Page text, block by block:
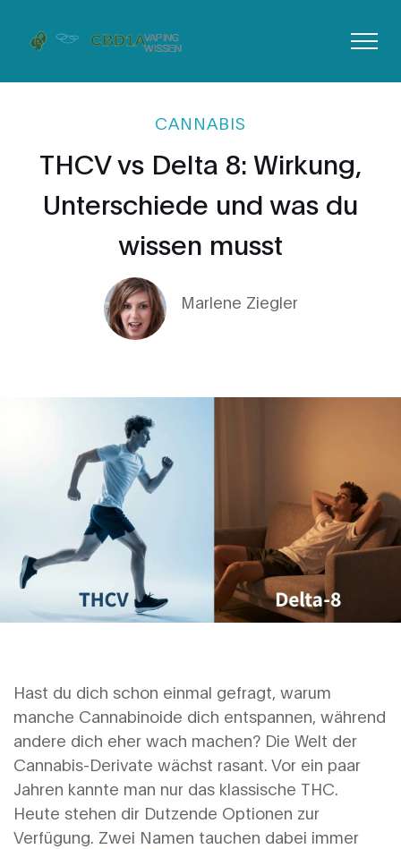
CANNABIS
THCV vs Delta 8: Wirkung,
Unterschiede und was du
wissen musst
Marlene Ziegler
Hast du dich schon einmal gefragt, warum
manche Cannabinoide dich entspannen, während
andere dich eher wach machen? Die Welt der
Cannabis-Derivate wächst rasant. Vor ein paar
Jahren kannte man nur das klassische THC.
Heute stehen dir Dutzende Optionen zur
Verfügung. Zwei Namen tauchen dabei immer